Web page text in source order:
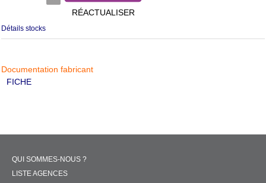
RÉACTUALISER
Détails stocks
Documentation fabricant
FICHE
QUI SOMMES-NOUS ?
LISTE AGENCES